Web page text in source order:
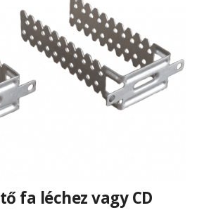
fa léchez vagy CD